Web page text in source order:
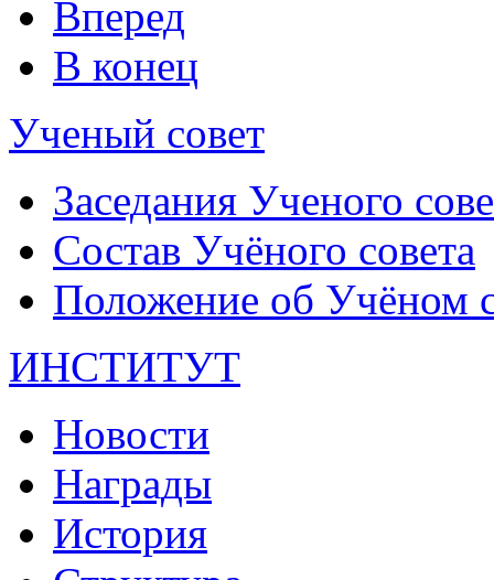
Вперед
В конец
Ученый совет
Заседания Ученого
Состав Учёного совета
Положение об Учёном
ИНСТИТУТ
Новости
Награды
История